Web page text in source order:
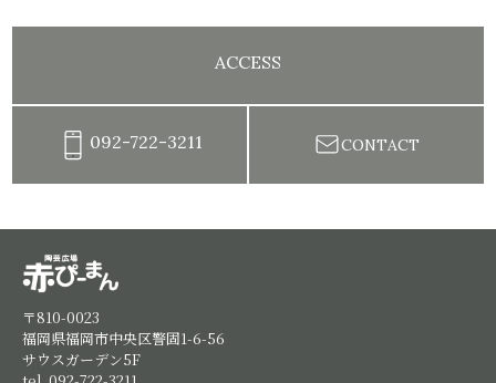
ACCESS
092-722-3211 CONTACT
〒810-0023
福岡県福岡市中央区警固1-6-56
サウスガーデン5F